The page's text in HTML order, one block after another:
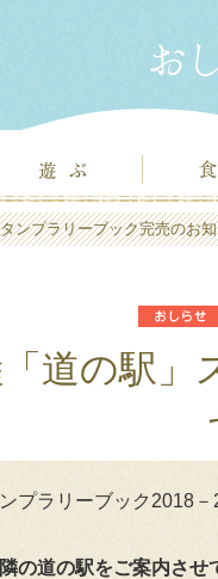
ンプラリーブック完売のお
「道の駅
プラリーブック2018
の道の駅をご案内させ